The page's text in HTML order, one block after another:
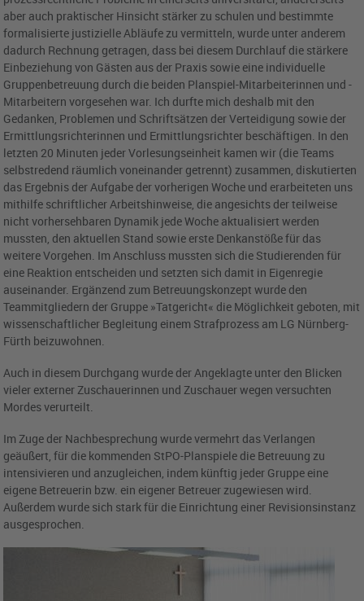
aber auch praktischer Hinsicht stärker zu schulen und bestimmte
formalisierte justizielle Abläufe zu vermitteln, wurde unter anderem
dadurch Rechnung getragen, dass bei diesem Durchlauf die stärkere
Einbeziehung von Gästen aus der Praxis sowie eine individuelle
Gruppenbetreuung durch die beiden Planspiel-Mitarbeiterinnen und -
Mitarbeitern vorgesehen war. Ich durfte mich deshalb mit den
Gedanken, Problemen und Schriftsätzen der Verteidigung sowie der
Ermittlungsrichterinnen und Ermittlungsrichter beschäftigen. In den
letzten 20 Minuten jeder Vorlesungseinheit kamen wir (die Teams
selbstredend räumlich voneinander getrennt) zusammen, diskutierten
das Ergebnis der Aufgabe der vorherigen Woche und erarbeiteten uns
mithilfe schriftlicher Arbeitshinweise, die angesichts der teilweise
nicht vorhersehbaren Dynamik jede Woche aktualisiert werden
mussten, den aktuellen Stand sowie erste Denkanstöße für das
weitere Vorgehen. Im Anschluss mussten sich die Studierenden für
eine Reaktion entscheiden und setzten sich damit in Eigenregie
auseinander. Ergänzend zum Betreuungskonzept wurde den
Teammitgliedern der Gruppe »Tatgericht« die Möglichkeit geboten, mit
wissenschaftlicher Begleitung einem Strafprozess am LG Nürnberg-
Fürth beizuwohnen.
Auch in diesem Durchgang wurde der Angeklagte unter den Blicken
vieler externer Zuschauerinnen und Zuschauer wegen versuchten
Mordes verurteilt.
Im Zuge der Nachbesprechung wurde vermehrt das Verlangen
geäußert, für die kommenden StPO-Planspiele die Betreuung zu
intensivieren und anzugleichen, indem künftig jeder Gruppe eine
eigene Betreuerin bzw. ein eigener Betreuer zugewiesen wird.
Außerdem wurde sich stark für die Einrichtung einer Revisionsinstanz
ausgesprochen.